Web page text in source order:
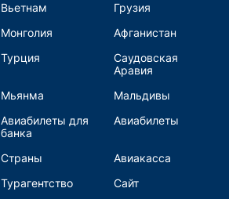
Вьетнам
Грузия
Монголия
Афганистан
Турция
Саудовская
Аравия
Мьянма
Мальдивы
Авиабилеты для
банка
Авиабилеты
Страны
Авиакасса
Турагентство
Сайт